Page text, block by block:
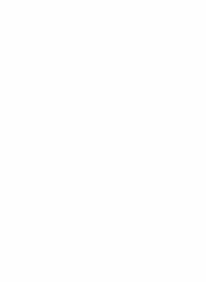
Pleubian